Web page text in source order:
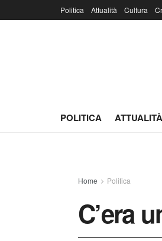
Politica Attualità Cultura
POLITICA ATTUALITÀ
Home Politica
C’era